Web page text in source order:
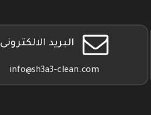
البريد الالكترونى
info@sh3a3-clean.com